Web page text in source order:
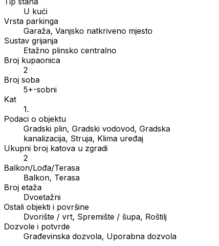
U kući
Vrsta parkinga
Garaža, Vanjsko natkriveno mjesto
Sustav grijanja
Etažno plinsko centralno
Broj kupaonica
2
Broj soba
5+-sobni
Kat
1.
Podaci o objektu
Gradski plin, Gradski vodovod, Gradska
kanalizacija, Struja, Klima uređaj
Ukupni broj katova u zgradi
2
Balkon/Lođa/Terasa
Balkon, Terasa
Broj etaža
Dvoetažni
Ostali objekti i površine
Dvorište / vrt, Spremište / šupa, Roštilj
Dozvole i potvrde
Građevinska dozvola, Uporabna dozvola